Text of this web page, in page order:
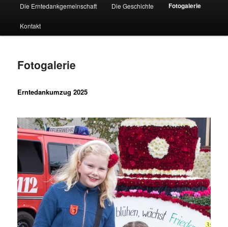
Die Erntedankgemeinschaft Die Geschichte Fotogalerie
Kontakt
Fotogalerie
Erntedankumzug 2025